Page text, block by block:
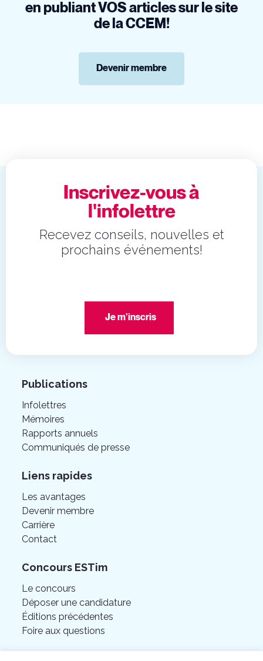
en publiant VOS articles sur le site
de la CCEM!
Devenir membre
Inscrivez-vous à
l'infolettre
Recevez conseils, nouvelles et
prochains événements!
Je m'inscris
Publications
Infolettres
Mémoires
Rapports annuels
Communiqués de presse
Liens rapides
Les avantages
Devenir membre
Carrière
Contact
Concours ESTim
Le concours
Déposer une candidature
Éditions précédentes
Foire aux questions